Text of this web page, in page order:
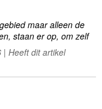
maar alleen de
staan er op, om zelf
Heeft dit artikel